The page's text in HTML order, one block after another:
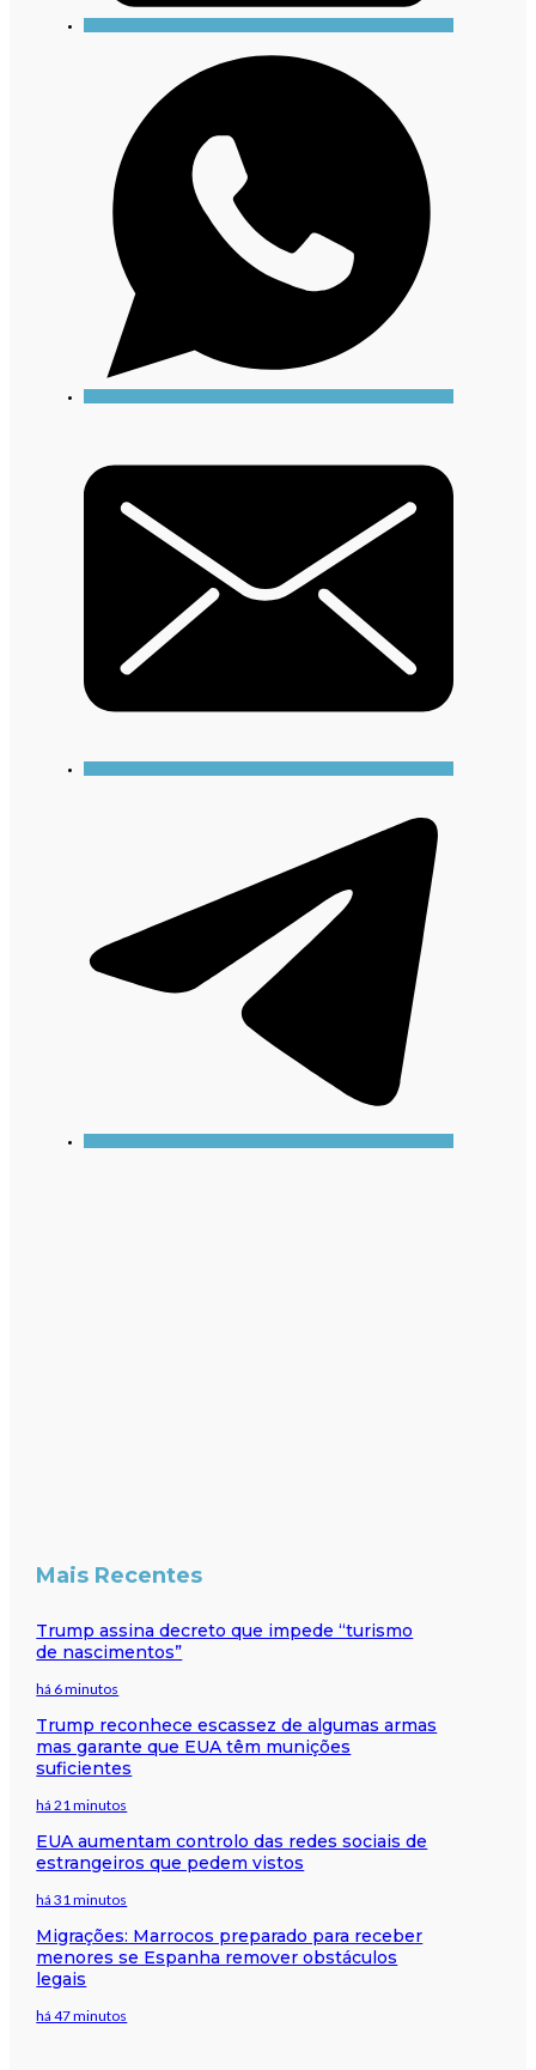
Mais Recentes
Trump assina decreto que impede “turismo
de nascimentos”
há 6 minutos
Trump reconhece escassez de algumas armas
mas garante que EUA têm munições
suficientes
há 21 minutos
EUA aumentam controlo das redes sociais de
estrangeiros que pedem vistos
há 31 minutos
Migrações: Marrocos preparado para receber
menores se Espanha remover obstáculos
legais
há 47 minutos